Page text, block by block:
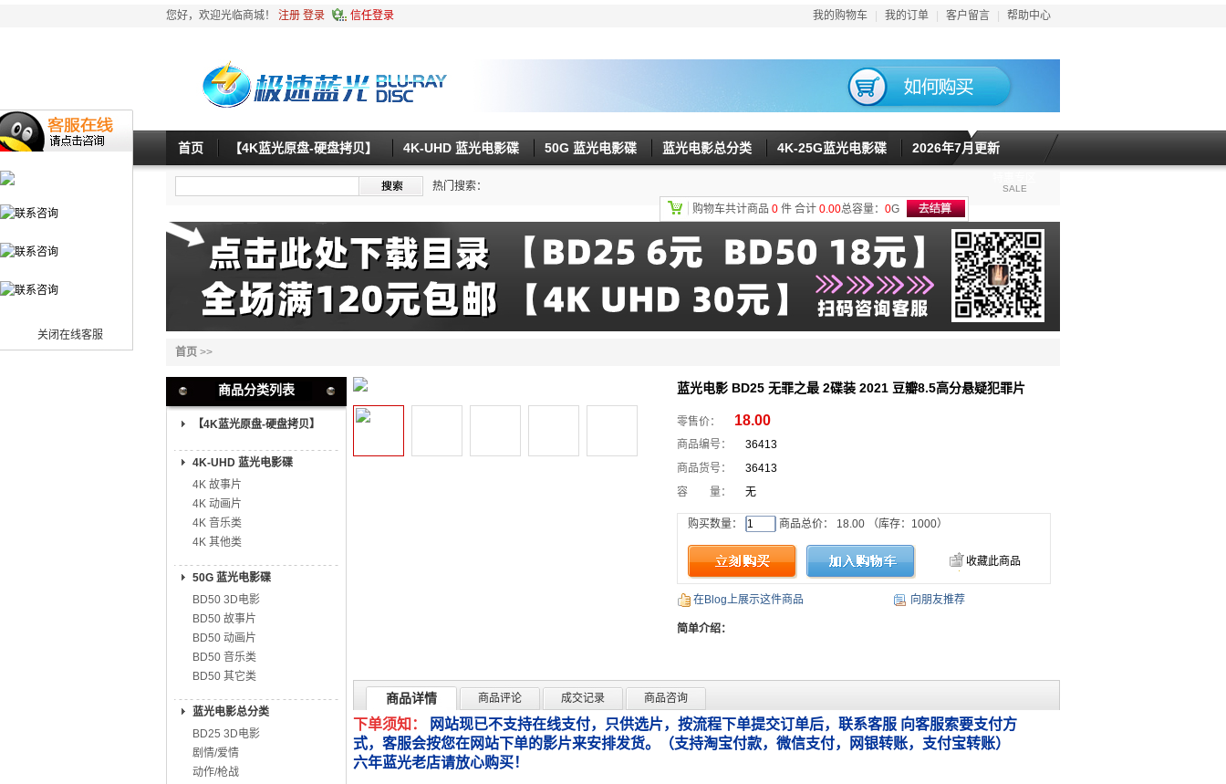
关闭在线客服
您好，欢迎光临商城！ 注册 登录 信任登录 我的购物车 我的订单 客户留言 帮助中心
首页 【4K蓝光原盘-硬盘拷贝】 4K-UHD 蓝光电影碟 50G 蓝光电影碟 蓝光电影总分类 4K-25G蓝光电影碟 2026年7月更新
SALE
热门搜索：
购物车共计商品 0 件 合计 0.00总容量： 0G
首页 >>
商品分类列表
【4K蓝光原盘-硬盘拷贝】
4K-UHD 蓝光电影碟
4K 故事片
4K 动画片
4K 音乐类
4K 其他类
50G 蓝光电影碟
BD50 3D电影
BD50 故事片
BD50 动画片
BD50 音乐类
BD50 其它类
蓝光电影总分类
BD25 3D电影
剧情/爱情
动作/枪战
蓝光电影 BD25 无罪之最 2碟装 2021 豆瓣8.5高分悬疑犯罪片
零售价： 18.00
商品编号：
36413
商品货号：
36413
容 量：
无
购买数量： 商品总价： 18.00 （库存： 1000）
收藏此商品
在Blog上展示这件商品 向朋友推荐
简单介绍：
商品详情 商品评论 成交记录 商品咨询
下单须知：
网站现已不支持在线支付，只供选片，按流程下单提交订单后，联系客服 向客服索要支付方
式，客服会按您在网站下单的影片来安排发货。（支持淘宝付款，微信支付，网银转账，支付宝转账）
六年蓝光老店请放心购买！